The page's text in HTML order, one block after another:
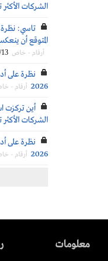
الشركات الأكثر
تاسي: نظرة
المتوقع أن ينعكس
أرقام - خاص
نظرة على
2026 أرقام -
أين تركزت
الشركات الأكثر
نظرة على
2026 أرقام -
معلومات